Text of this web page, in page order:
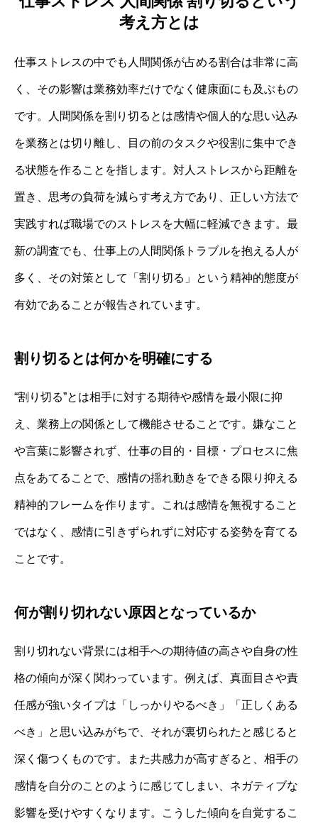
考え方とは
仕事ストレスの中でも人間関係が占める割合は非常に高
く、その影響は業務効率だけでなく健康面にも及ぶもの
です。人間関係を割り切るとは感情や個人的な思い込み
を業務とは切り離し、目の前のタスクや役割に集中でき
る状態を作ることを指します。対人ストレスから距離を
置き、思考の負荷を減らす考え方であり、正しい方法で
実践すれば職場でのストレスを大幅に軽減できます。最
新の調査でも、仕事上の人間関係トラブルを抱える人が
多く、その対策として「割り切る」という精神的態度が
有効であることが報告されています。
割り切るとは何かを明確にする
“割り切る”とは相手に対する期待や感情を最小限に抑
え、業務上の関係として機能させることです。嫌なこと
や言葉に影響されず、仕事の目的・目標・プロセスに焦
点をあてることで、感情の揺れ動きをできる限り抑える
精神的フレームを作ります。これは感情を無視すること
ではなく、感情に引きずられずに対応する姿勢を育てる
ことです。
何が割り切れない原因となっているか
割り切れない背景には相手への期待値の高さや自身の性
格の傾向が深く関わっています。例えば、真面目さや責
任感が強いタイプは「しっかりやるべき」「正しくある
べき」と思い込みがちで、それが裏切られたと感じると
深く傷つくものです。また共感力が高すぎると、相手の
感情を自分のことのように感じてしまい、ネガティブな
影響を受けやすくなります。こうした傾向を自覚するこ